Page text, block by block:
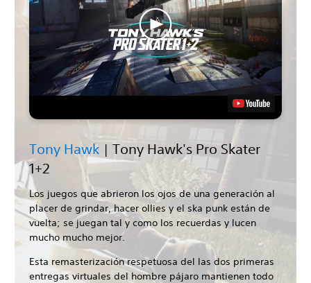
Tony Hawk | Tony Hawk's Pro Skater
1+2
Los juegos que abrieron los ojos de una generación al
placer de grindar, hacer ollies y el ska punk están de
vuelta; se juegan tal y como los recuerdas y lucen
mucho mucho mejor.
Esta remasterización respetuosa del las dos primeras
entregas virtuales del hombre pájaro mantienen todo